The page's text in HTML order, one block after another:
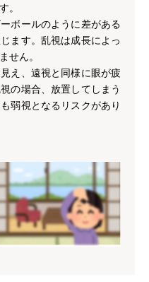
。
ボールのように差がある
ます。乱視は成長によっ
せん。
え、遠視と同様に眼が疲
の場合、放置してしまう
弱視となるリスクがあり